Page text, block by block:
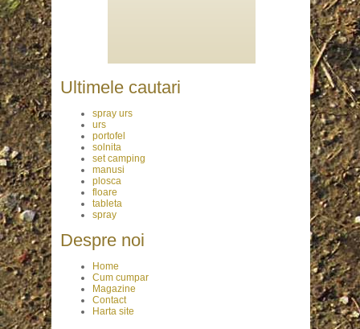
Ultimele cautari
spray urs
urs
portofel
solnita
set camping
manusi
plosca
floare
tableta
spray
Despre noi
Home
Cum cumpar
Magazine
Contact
Harta site